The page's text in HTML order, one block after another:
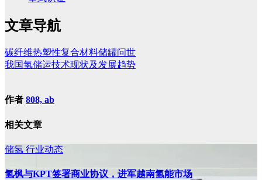
文章导航
碳纤维热塑性复合材料储罐问世
我国氢储运技术现状及发展趋势
作者 808, ab
相关文章
储氢 行业动态
氢枫与KPT签署商业协议，进军越南氢能市场